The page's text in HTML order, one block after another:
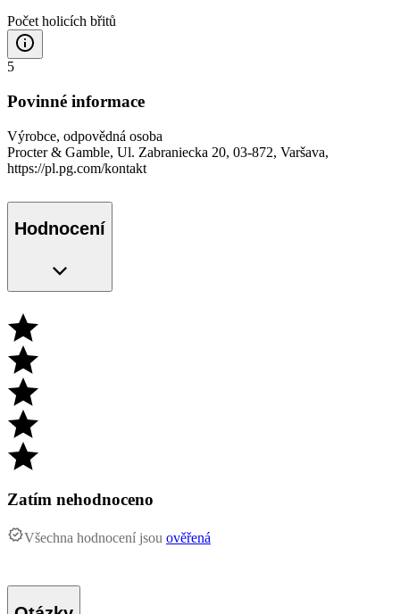
Počet holicích břitů
5
Povinné informace
Výrobce, odpovědná osoba
Procter & Gamble, Ul. Zabraniecka 20, 03-872, Varšava,
https://pl.pg.com/kontakt
Hodnocení
Zatím nehodnoceno
Všechna hodnocení jsou ověřená